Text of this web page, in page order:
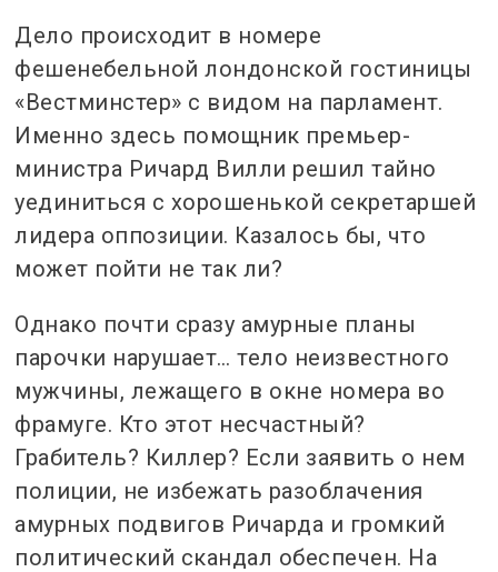
Дело происходит в номере
фешенебельной лондонской гостиницы
«Вестминстер» с видом на парламент.
Именно здесь помощник премьер-
министра Ричард Вилли решил тайно
уединиться с хорошенькой секретаршей
лидера оппозиции. Казалось бы, что
может пойти не так ли?
Однако почти сразу амурные планы
парочки нарушает… тело неизвестного
мужчины, лежащего в окне номера во
фрамуге. Кто этот несчастный?
Грабитель? Киллер? Если заявить о нем
полиции, не избежать разоблачения
амурных подвигов Ричарда и громкий
политический скандал обеспечен. На